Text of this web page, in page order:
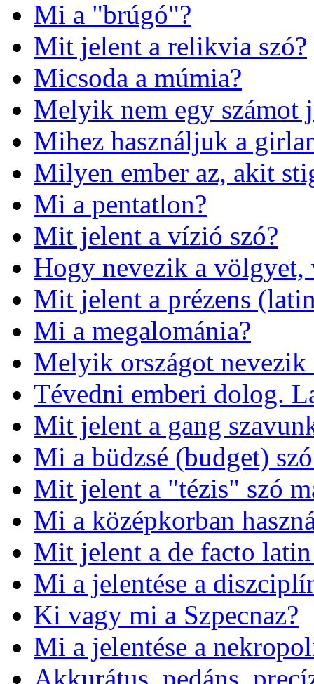
Mi a "brúgó"?
Mit jelent a relikvia szó?
Micsoda a múmia?
Melyik nem egy számot
Mihez használjuk a
Milyen ember az, akit
Mi a pentatlon?
Mit jelent a vízió szó?
Hogy nevezik a völgyet,
Mit jelent a prézens
Mi a megalománia?
Melyik országot
Tévedni emberi dolog.
Mit jelent a gang
Mi a büdzsé (budget)
Mit jelent a "tézis" szó
Mi a középkorban
Mit jelent a de facto
Mi a jelentése a
Ki vagy mi a Szpecnaz?
Mi a jelentése a